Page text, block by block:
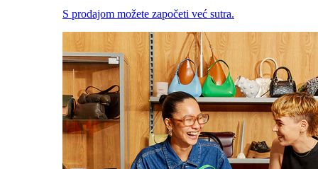
S prodajom možete započeti već sutra.